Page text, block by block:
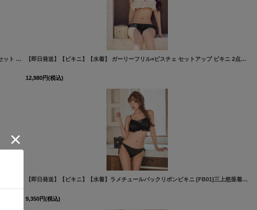
【即日発送】【ビキニ】【水着】ギャザートップフレアセパレートビキニ 2点セット 2点セット[FB01]三上悠亜着用 [M299dzq-B-26MY-260501] 【即日発送】【ビキニ】【水着】 ガーリーフリル×ビスチェ セットアップ ビキニ 2点セット[FB01]三上悠亜着用
12,980円(税込)
[ M273dzw-GY-26MY-260508] 【即日発送】【ビキニ】【水着】ラメチュールバックリボンビキニ [FB01]三上悠亜着用
9,350円(税込)